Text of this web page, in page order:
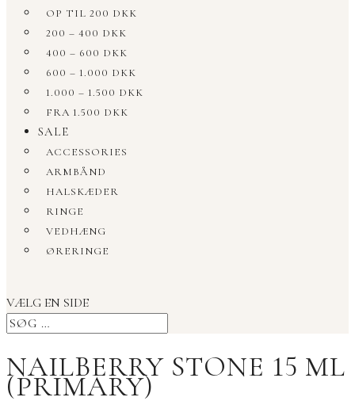
OP TIL 200 DKK
200 – 400 DKK
400 – 600 DKK
600 – 1.000 DKK
1.000 – 1.500 DKK
FRA 1.500 DKK
SALE
ACCESSORIES
ARMBÅND
HALSKÆDER
RINGE
VEDHÆNG
ØRERINGE
VÆLG EN SIDE
NAILBERRY STONE 15 ML
(PRIMARY)